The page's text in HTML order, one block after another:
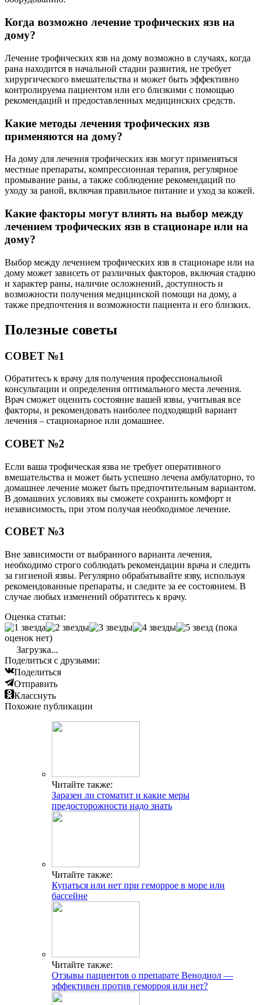
Когда возможно лечение трофических язв на
дому?
Лечение трофических язв на дому возможно в случаях, когда
рана находится в начальной стадии развития, не требует
хирургического вмешательства и может быть эффективно
контролируема пациентом или его близкими с помощью
рекомендаций и предоставленных медицинских средств.
Какие методы лечения трофических язв
применяются на дому?
На дому для лечения трофических язв могут применяться
местные препараты, компрессионная терапия, регулярное
промывание раны, а также соблюдение рекомендаций по
уходу за раной, включая правильное питание и уход за кожей.
Какие факторы могут влиять на выбор между
лечением трофических язв в стационаре или на
дому?
Выбор между лечением трофических язв в стационаре или на
дому может зависеть от различных факторов, включая стадию
и характер раны, наличие осложнений, доступность и
возможности получения медицинской помощи на дому, а
также предпочтения и возможности пациента и его близких.
Полезные советы
СОВЕТ №1
Обратитесь к врачу для получения профессиональной
консультации и определения оптимального места лечения.
Врач сможет оценить состояние вашей язвы, учитывая все
факторы, и рекомендовать наиболее подходящий вариант
лечения – стационарное или домашнее.
СОВЕТ №2
Если ваша трофическая язва не требует оперативного
вмешательства и может быть успешно лечена амбулаторно, то
домашнее лечение может быть предпочтительным вариантом.
В домашних условиях вы сможете сохранить комфорт и
независимость, при этом получая необходимое лечение.
СОВЕТ №3
Вне зависимости от выбранного варианта лечения,
необходимо строго соблюдать рекомендации врача и следить
за гигиеной язвы. Регулярно обрабатывайте язву, используя
рекомендованные препараты, и следите за ее состоянием. В
случае любых изменений обратитесь к врачу.
Оценка статьи:
(пока
оценок нет)
Загрузка...
Поделиться с друзьями:
Поделиться
Отправить
Класснуть
Похожие публикации
Читайте также:
Заразен ли стоматит и какие меры
предосторожности надо знать
Читайте также:
Купаться или нет при геморрое в море или
бассейне
Читайте также:
Отзывы пациентов о препарате Венодиол —
эффективен против геморроя или нет?